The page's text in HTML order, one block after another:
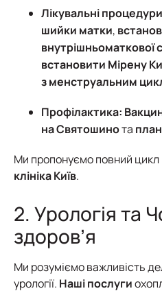
Лікувальні
шийки матки,
внутрішньоматкової
встановити Мірену
з менструальним
Профілактика:
на Святошинота
Ми пропонуємо повний цикл
клініка Київ.
2. Урологія та
здоров’я
Ми розуміємо важливість
урології. Наші послуги